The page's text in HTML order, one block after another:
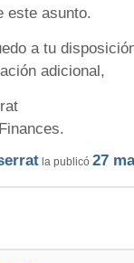
este asunto.
a tu
adicional,
la publicó 27